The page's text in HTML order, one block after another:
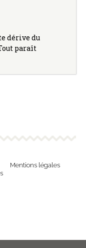
dérive du
paraît
Mentions légales